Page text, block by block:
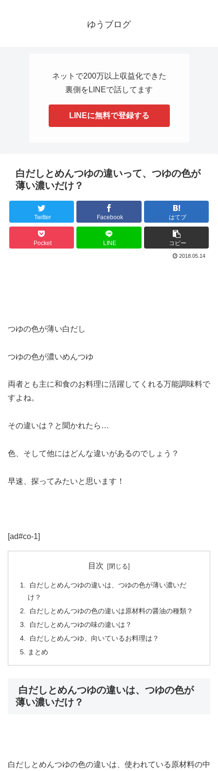
ゆうブログ
ネットで200万以上収益化できた
裏側をLINEで話してます
LINEに無料で登録する
白だしとめんつゆの違いって、つゆの色が
薄い濃いだけ？
Twitter Facebook はてブ
Pocket LINE コピー
2018.05.14
つゆの色が薄い白だし
つゆの色が濃いめんつゆ
両者とも主に和食のお料理に活躍してくれる万能調味料で
すよね。
その違いは？と聞かれたら…
色、そして他にはどんな違いがあるのでしょう？
早速、探ってみたいと思います！
[ad#co-1]
目次
白だしとめんつゆの違いは、つゆの色が薄い濃いだ
け？
白だしとめんつゆの色の違いは原材料の醤油の種類？
白だしとめんつゆの味の違いは？
白だしとめんつゆ、向いているお料理は？
まとめ
白だしとめんつゆの違いは、つゆの色が
薄い濃いだけ？
白だしとめんつゆの色の違いは、使われている原材料の中